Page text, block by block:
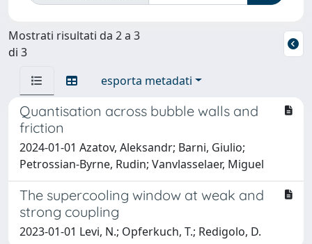
Mostrati risultati da 2 a 3
di 3
esporta metadati
Quantisation across bubble walls and
friction
2024-01-01 Azatov, Aleksandr; Barni, Giulio;
Petrossian-Byrne, Rudin; Vanvlasselaer, Miguel
The supercooling window at weak and
strong coupling
2023-01-01 Levi, N.; Opferkuch, T.; Redigolo, D.